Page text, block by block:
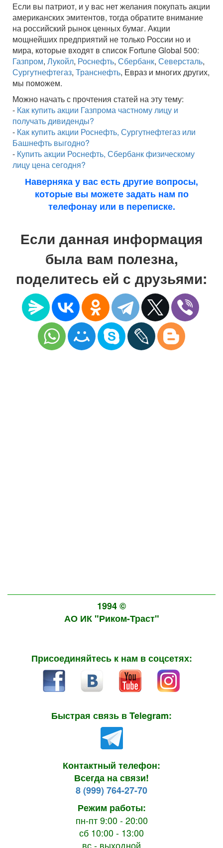
Если вы патриот, и у вас нет желания покупать акции
американских эмитентов, тогда обратите внимание
на российский рынок ценных бумаг. Акции
мощнейших предприятий не только России но и
мира, которые входят в список Fortune Global 500:
Газпром, Лукойл, Роснефть, Сбербанк, Северсталь,
Сургутнефтегаз, Транснефть, Евраз и многих других,
мы поможем.
Можно начать с прочтения статей на эту тему:
- Как купить акции Газпрома частному лицу и
получать дивиденды?
- Как купить акции Роснефть, Сургутнефтегаз или
Башнефть выгодно?
- Купить акции Роснефть, Сбербанк физическому
лицу цена сегодня?
Наверняка у вас есть другие вопросы,
которые вы можете задать нам по
телефонау или в переписке.
Если данная информация
была вам полезна,
поделитесь ей с друзьями:
1994 ©
АО ИК "Риком-Траст"
Присоединяйтесь к нам в соцсетях:
Быстрая связь в Telegram:
Контактный телефон:
Всегда на связи!
8 (999) 764-27-70
Режим работы:
пн-пт 9:00 - 20:00
сб 10:00 - 13:00
вс - выходной